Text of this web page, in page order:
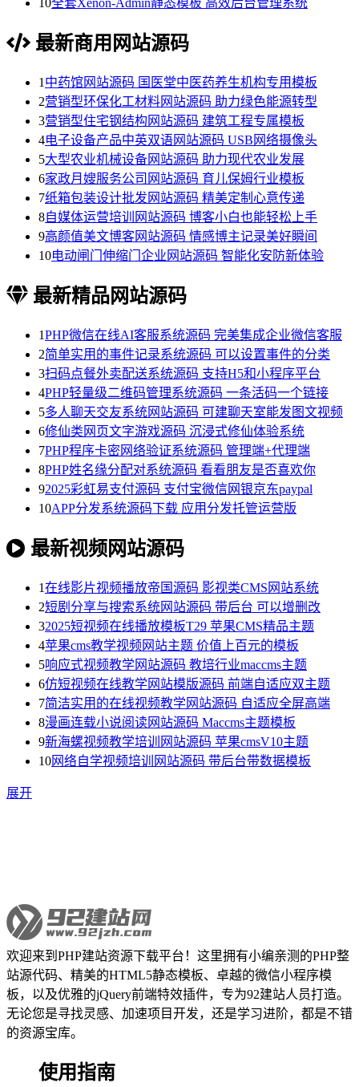
10全套Xenon-Admin静态模板 高效后台管理系统
最新商用网站源码
1 中药馆网站源码 国医堂中医药养生机构专用模板
2营销型环保化工材料网站源码 助力绿色能源转型
3营销型住宅钢结构网站源码 建筑工程专属模板
4电子设备产品中英双语网站源码 USB网络摄像头
5大型农业机械设备网站源码 助力现代农业发展
6家政月嫂服务公司网站源码 育儿保姆行业模板
7纸箱包装设计批发网站源码 精美定制心意传递
8自媒体运营培训网站源码 博客小白也能轻松上手
9高颜值美文博客网站源码 情感博主记录美好瞬间
10电动闸门伸缩门企业网站源码 智能化安防新体验
最新精品网站源码
1PHP微信在线AI客服系统源码 完美集成企业微信客服
2简单实用的事件记录系统源码 可以设置事件的分类
3扫码点餐外卖配送系统源码 支持H5和小程序平台
4PHP轻量级二维码管理系统源码 一条活码一个链接
5多人聊天交友系统网站源码 可建聊天室能发图文视频
6修仙类网页文字游戏源码 沉浸式修仙体验系统
7PHP程序卡密网络验证系统源码 管理端+代理端
8PHP姓名缘分配对系统源码 看看朋友是否喜欢你
92025彩虹易支付源码 支付宝微信网银京东paypal
10APP分发系统源码下载 应用分发托管运营版
最新视频网站源码
1在线影片视频播放帝国源码 影视类CMS网站系统
2短剧分享与搜索系统网站源码 带后台 可以增删改
32025短视频在线播放模板T29 苹果CMS精品主题
4苹果cms教学视频网站主题 价值上百元的模板
5响应式视频教学网站源码 教培行业maccms主题
6仿短视频在线教学网站模版源码 前端自适应双主题
7简洁实用的在线视频教学网站源码 自适应全屏高端
8漫画连载小说阅读网站源码 Maccms主题模板
9新海螺视频教学培训网站源码 苹果cmsV10主题
10网络自学视频培训网站源码 带后台带数据模板
展开
欢迎来到PHP建站资源下载平台！这里拥有小编亲测的PHP整
站源代码、精美的HTML5静态模板、卓越的微信小程序模
板，以及优雅的jQuery前端特效插件，专为92建站人员打造。
无论您是寻找灵感、加速项目开发，还是学习进阶，都是不错
的资源宝库。
使用指南